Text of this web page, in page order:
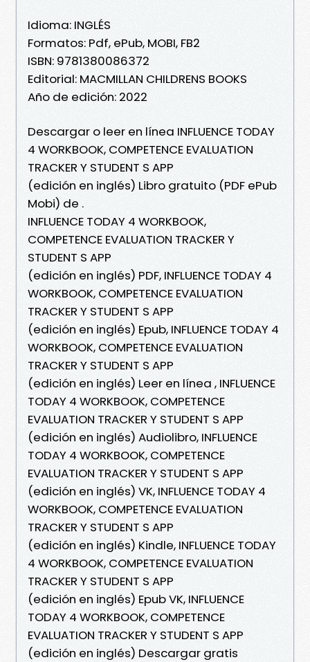
Idioma: INGLÉS
Formatos: Pdf, ePub, MOBI, FB2
ISBN: 9781380086372
Editorial: MACMILLAN CHILDRENS BOOKS
Año de edición: 2022
Descargar o leer en línea INFLUENCE TODAY
4 WORKBOOK, COMPETENCE EVALUATION
TRACKER Y STUDENT S APP
(edición en inglés) Libro gratuito (PDF ePub
Mobi) de .
INFLUENCE TODAY 4 WORKBOOK,
COMPETENCE EVALUATION TRACKER Y
STUDENT S APP
(edición en inglés) PDF, INFLUENCE TODAY 4
WORKBOOK, COMPETENCE EVALUATION
TRACKER Y STUDENT S APP
(edición en inglés) Epub, INFLUENCE TODAY 4
WORKBOOK, COMPETENCE EVALUATION
TRACKER Y STUDENT S APP
(edición en inglés) Leer en línea , INFLUENCE
TODAY 4 WORKBOOK, COMPETENCE
EVALUATION TRACKER Y STUDENT S APP
(edición en inglés) Audiolibro, INFLUENCE
TODAY 4 WORKBOOK, COMPETENCE
EVALUATION TRACKER Y STUDENT S APP
(edición en inglés) VK, INFLUENCE TODAY 4
WORKBOOK, COMPETENCE EVALUATION
TRACKER Y STUDENT S APP
(edición en inglés) Kindle, INFLUENCE TODAY
4 WORKBOOK, COMPETENCE EVALUATION
TRACKER Y STUDENT S APP
(edición en inglés) Epub VK, INFLUENCE
TODAY 4 WORKBOOK, COMPETENCE
EVALUATION TRACKER Y STUDENT S APP
(edición en inglés) Descargar gratis